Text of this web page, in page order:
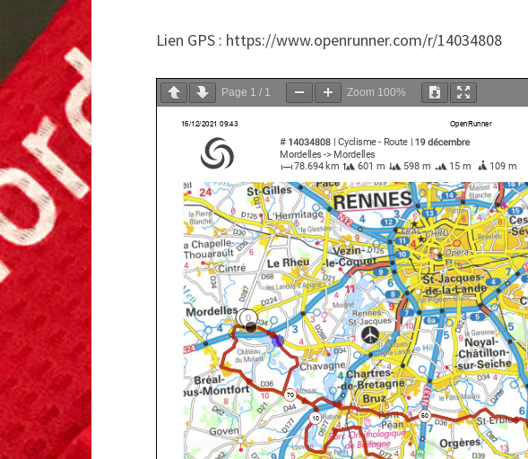
Lien GPS : https://www.openrunner.com/r/14034808
Page 1 / 1 Zoom 100%